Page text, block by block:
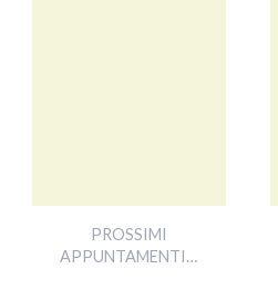
PROSSIMI
APPUNTAMENTI…